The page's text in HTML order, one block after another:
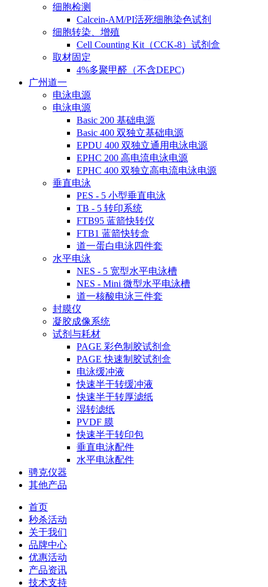
细胞检测
Calcein-AM/PI活死细胞染色试剂
细胞转染、增殖
Cell Counting Kit（CCK-8）试剂盒
取材固定
4%多聚甲醛（不含DEPC)
广州道一
电泳电源
电泳电源
Basic 200 基础电源
Basic 400 双独立基础电源
EPDU 400 双独立通用电泳电源
EPHC 200 高电流电泳电源
EPHC 400 双独立高电流电泳电源
垂直电泳
PES - 5 小型垂直电泳
TB - 5 转印系统
FTB95 蓝箭快转仪
FTB1 蓝箭快转盒
道一蛋白电泳四件套
水平电泳
NES - 5 宽型水平电泳槽
NES - Mini 微型水平电泳槽
道一核酸电泳三件套
封膜仪
凝胶成像系统
试剂与耗材
PAGE 彩色制胶试剂盒
PAGE 快速制胶试剂盒
电泳缓冲液
快速半干转缓冲液
快速半干转厚滤纸
湿转滤纸
PVDF 膜
快速半干转印包
垂直电泳配件
水平电泳配件
骋克仪器
其他产品
首页
秒杀活动
关于我们
品牌中心
优惠活动
产品资讯
技术支持